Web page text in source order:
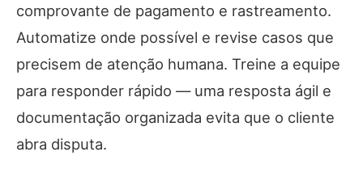
comprovante de pagamento e rastreamento.
Automatize onde possível e revise casos que
precisem de atenção humana. Treine a equipe
para responder rápido — uma resposta ágil e
documentação organizada evita que o cliente
abra disputa.